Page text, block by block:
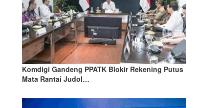
Komdigi Gandeng PPATK Blokir Rekening Putus
Mata Rantai Judol…